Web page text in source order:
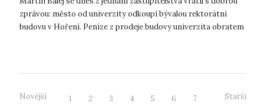
zprávou: město od univerzity odkoupí bývalou rektorátní
budovu v Hoření. Peníze z prodeje budovy univerzita obratem
Novější 1 2 3 4 5 6 7 Starší